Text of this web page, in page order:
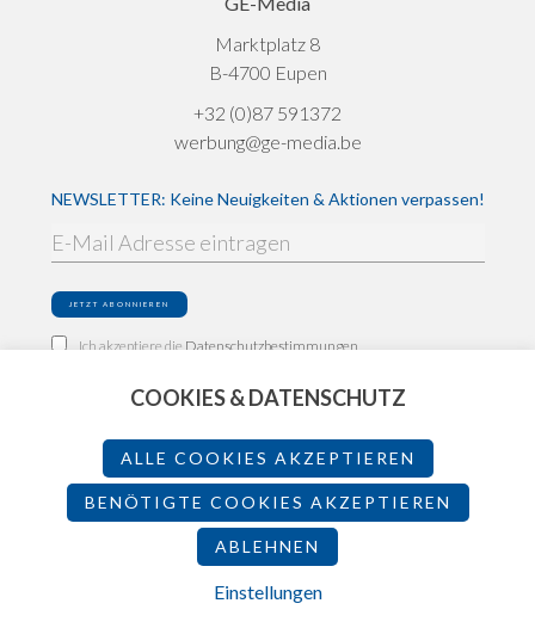
Marktplatz 8
B-4700 Eupen
+32 (0)87 591372
werbung@ge-media.be
NEWSLETTER: Keine Neuigkeiten & Aktionen verpassen!
Ich akzeptiere die Datenschutzbestimmungen
Impressum
Datenschutz
Teilnahmebedingungen
2026 - Made by
COOKIES & DATENSCHUTZ
ALLE COOKIES AKZEPTIEREN
BENÖTIGTE COOKIES AKZEPTIEREN
ABLEHNEN
Einstellungen